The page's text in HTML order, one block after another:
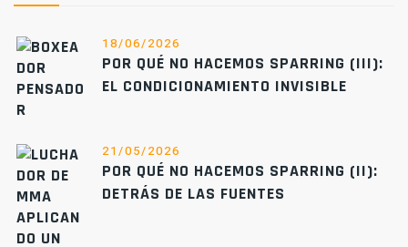
18/06/2026
POR QUÉ NO HACEMOS SPARRING (III):
EL CONDICIONAMIENTO INVISIBLE
21/05/2026
POR QUÉ NO HACEMOS SPARRING (II):
DETRÁS DE LAS FUENTES